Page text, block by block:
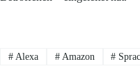
#Alexa #Amazon #